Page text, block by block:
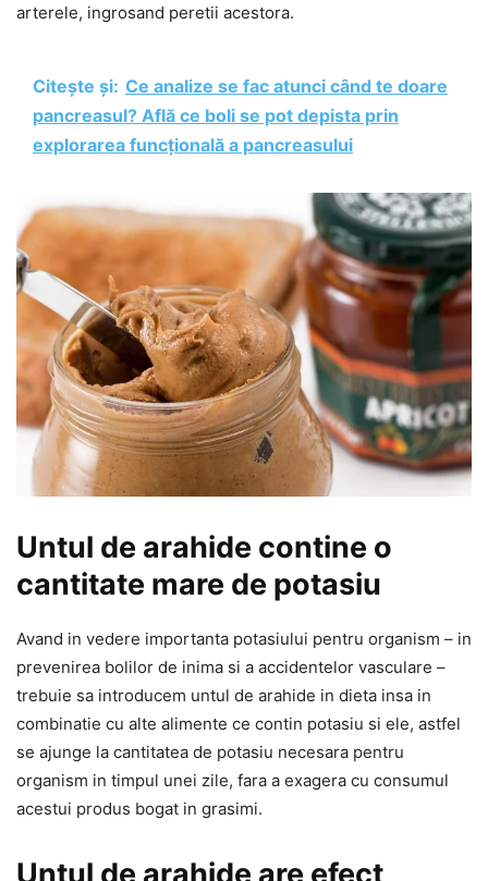
arterele, ingrosand peretii acestora.
Citește și: Ce analize se fac atunci când te doare
pancreasul? Află ce boli se pot depista prin
explorarea funcţională a pancreasului
Untul de arahide contine o
cantitate mare de potasiu
Avand in vedere importanta potasiului pentru organism – in
prevenirea bolilor de inima si a accidentelor vasculare –
trebuie sa introducem untul de arahide in dieta insa in
combinatie cu alte alimente ce contin potasiu si ele, astfel
se ajunge la cantitatea de potasiu necesara pentru
organism in timpul unei zile, fara a exagera cu consumul
acestui produs bogat in grasimi.